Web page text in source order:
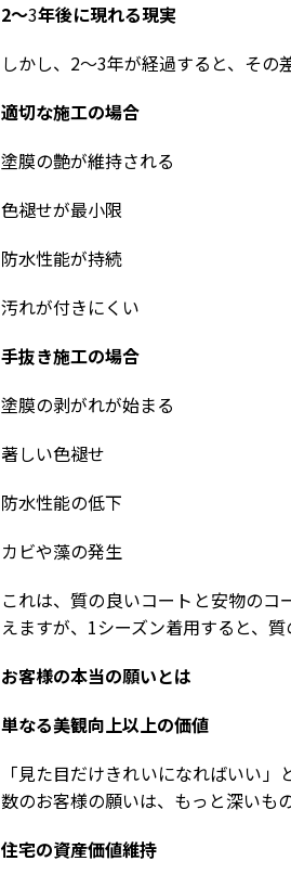
2～3年後に現れる現実
しかし、 2～3年が経過すると、その
適切な施工の場合
塗膜の艶が維持される
色褪せが最小限
防水性能が持続
汚れが付きにくい
手抜き施工の場合
塗膜の剥がれが始まる
著しい色褪せ
防水性能の低下
カビや藻の発生
これは、質の良いコートと安物の
えますが、 1シーズン着用すると、質
お客様の本当の願いとは
単なる美観向上以上の価値
「見た目だけきれいになればいい
数のお客様の願いは、もっと深いも
住宅の資産価値維持